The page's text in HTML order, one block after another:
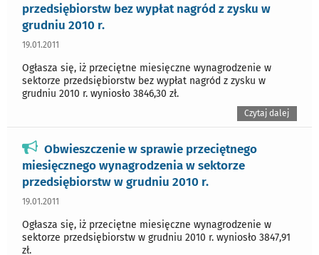
przedsiębiorstw bez wypłat nagród z zysku w
grudniu 2010 r.
19.01.2011
Ogłasza się, iż przeciętne miesięczne wynagrodzenie w
sektorze przedsiębiorstw bez wypłat nagród z zysku w
grudniu 2010 r. wyniosło 3846,30 zł.
Czytaj dalej
Obwieszczenie w sprawie przeciętnego
miesięcznego wynagrodzenia w sektorze
przedsiębiorstw w grudniu 2010 r.
19.01.2011
Ogłasza się, iż przeciętne miesięczne wynagrodzenie w
sektorze przedsiębiorstw w grudniu 2010 r. wyniosło 3847,91
zł.